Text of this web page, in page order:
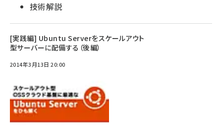
技術解説
[実践編] Ubuntu Serverをスケールアウト
型サーバーに配備する（後編）
2014年3月13日 20:00